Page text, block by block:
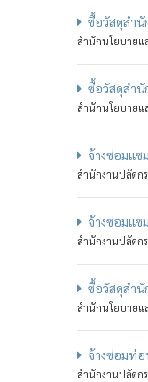
ซื้อวัสดุสำนั
สำนักนโยบายแ
ซื้อวัสดุสำนั
สำนักนโยบายแ
จ้างซ่อมแซ
สำนักงานปลัดก
จ้างซ่อมแซ
สำนักงานปลัดก
ซื้อวัสดุสำนั
สำนักนโยบายแ
จ้างซ่อมท่อ
สำนักงานปลัดก